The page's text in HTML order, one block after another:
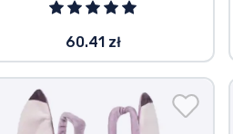
60.41 zł